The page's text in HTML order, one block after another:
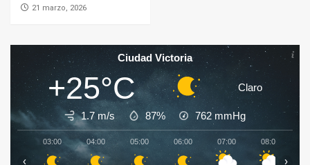
21 marzo, 2026
Ciudad Victoria
+25°C Claro
1.7 m/s 87% 762 mmHg
03:00 04:00 05:00 06:00 07:00 08:00
‹ ›